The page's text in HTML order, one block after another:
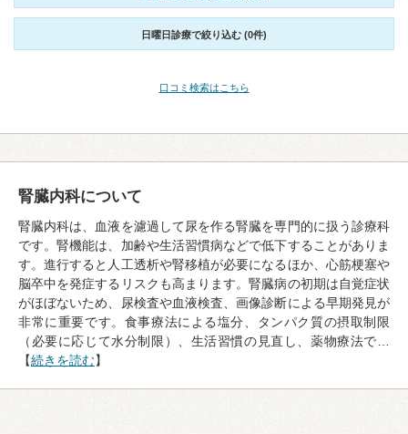
日曜日診療で絞り込む (0件)
口コミ検索はこちら
腎臓内科について
腎臓内科は、血液を濾過して尿を作る腎臓を専門的に扱う診療科
です。腎機能は、加齢や生活習慣病などで低下することがありま
す。進行すると人工透析や腎移植が必要になるほか、心筋梗塞や
脳卒中を発症するリスクも高まります。腎臓病の初期は自覚症状
がほぼないため、尿検査や血液検査、画像診断による早期発見が
非常に重要です。食事療法による塩分、タンパク質の摂取制限
（必要に応じて水分制限）、生活習慣の見直し、薬物療法で…
【続きを読む】